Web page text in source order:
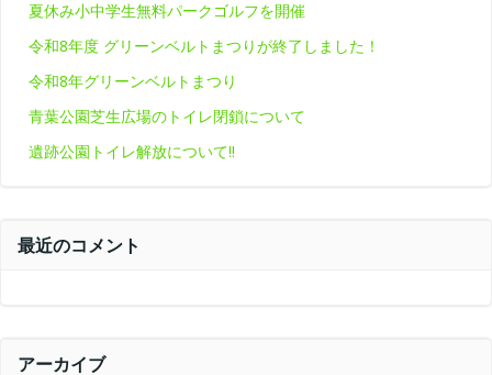
夏休み小中学生無料パークゴルフを開催
令和8年度 グリーンベルトまつりが終了しました！
令和8年グリーンベルトまつり
青葉公園芝生広場のトイレ閉鎖について
遺跡公園トイレ解放について‼
最近のコメント
アーカイブ